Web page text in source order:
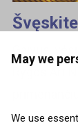
May we
We use
atneša